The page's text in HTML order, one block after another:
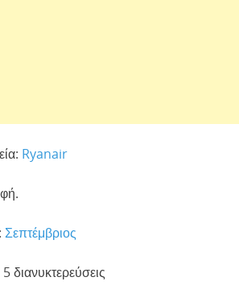
Ryanair
Σεπτέμβριος
διανυκτερεύσεις